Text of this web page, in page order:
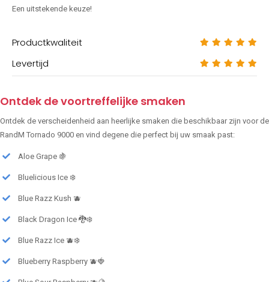
Een uitstekende keuze!
Productkwaliteit
Levertijd
Ontdek de voortreffelijke smaken
Ontdek de verscheidenheid aan heerlijke smaken die beschikbaar zijn voor de
RandM Tornado 9000 en vind degene die perfect bij uw smaak past:
Aloe Grape 🍇
Bluelicious Ice ❄️
Blue Razz Kush 🫐
Black Dragon Ice 🐉❄️
Blue Razz Ice 🫐❄️
Blueberry Raspberry 🫐🍓